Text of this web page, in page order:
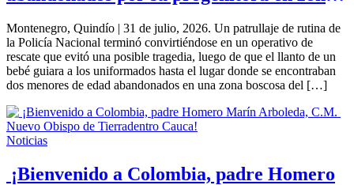
Montenegro, Quindío | 31 de julio, 2026. Un patrullaje de rutina de
la Policía Nacional terminó convirtiéndose en un operativo de
rescate que evitó una posible tragedia, luego de que el llanto de un
bebé guiara a los uniformados hasta el lugar donde se encontraban
dos menores de edad abandonados en una zona boscosa del […]
Noticias
¡Bienvenido a Colombia, padre Homero